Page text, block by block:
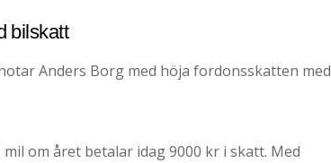
bilskatt
Anders Borg med höja fordonsskatten med
om året betalar idag 9000 kr i skatt. Med